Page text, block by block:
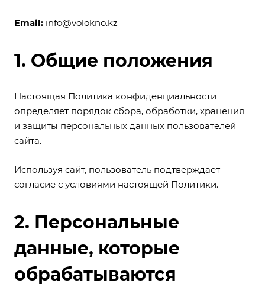
Email: info@volokno.kz
1. Общие положения
Настоящая Политика конфиденциальности
определяет порядок сбора, обработки, хранения
и защиты персональных данных пользователей
сайта.
Используя сайт, пользователь подтверждает
согласие с условиями настоящей Политики.
2. Персональные
данные, которые
обрабатываются